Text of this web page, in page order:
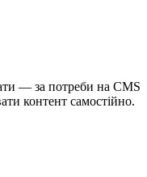
— за потреби на CMS
контент самостійно.